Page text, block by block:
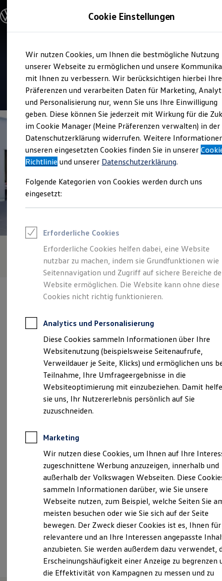
Hauptinhalt
springen
Footer
springen
Modelle und Konfigurator
Modelle vergleichen
Elektroautos
ENERGY Sondermodelle
Nutzfahrzeuge
SUV und CUV
Familienautos
Kombis
Kompaktwagen
Sportwagen
Schnell verfügbare Fahrzeuge
Angebote und Produkte
Aktuelle Angebote
E-Auto-Förderung
Volkswagen Marktplatz
Junge Gebrauchtwagen und Gebrauchtwagen
Volkswagen Zertifizierte Gebrauchtwagen
Zubehör- und Serviceangebote
Leasing
Leasing-Angebote
Gebrauchtwagen Leasing
Junge Gebrauchtwagen-Leasing
Elektroauto Leasing
Kleinwagen-Leasing
Leasing ohne Anzahlung
Finanzierung
Kfz-Versicherung
Restschuldversicherungen
Garantien
Wartungsverträge
Geschäftskunden
Professional Class bei Volkswagen
Großkunden
Behörden
Direktkunden
Sonderfahrzeuge
Anpfiff zum Gewinn
Elektroautos
ID. Tutorials
Elektrofahrzeugkonzepte
Reichweite
Reichweite der ID. Modelle
Reichweite im Winter
Laden
Laden unterwegs
Laden Zuhause
Ladestationen finden
Ladezeitensimulator
Batterie
Sicherheit
Garantie und Lebensdauer
Nachhaltigkeit
Service
Jacobs Automobile Hürth
4.6| 272 Bewertungen
Verantwortlich für die Inhalte auf dieser Seite ist die Jacobs
Automobile GmbH Zweigstelle Hürth (Impressum & Rechtliches )
Rondorfer Straße 72 - 74, 50354 Hürth
info@jacobs-huerth.de
Montag
Sonntag
Geschlossen
Ansprechpartner
Cookie Einstellungen
Wir nutzen Cookies, um Ihnen die bestmögliche Nutzung
unserer Webseite zu ermöglichen und unsere
mit Ihnen zu verbessern. Wir berücksichtigen hierbei Ihre
Präferenzen und verarbeiten Daten für Marketing,
und Personalisierung nur, wenn Sie uns Ihre Einwilligung
geben. Diese können Sie jederzeit mit Wirkung für die
im Cookie Manager (Meine Präferenzen verwalten) in der
Datenschutzerklärung widerrufen. Weitere
unseren eingesetzten Cookies finden Sie in unserer
Richtlinie und unserer Datenschutzerklärung.
Folgende Kategorien von Cookies werden durch uns
eingesetzt:
Erforderliche Cookies
Erforderliche Cookies helfen dabei, eine Website
nutzbar zu machen, indem sie Grundfunktionen wie
Seitennavigation und Zugriff auf sichere Bereiche
Website ermöglichen. Die Website kann ohne diese
Cookies nicht richtig funktionieren.
Analytics und Personalisierung
Diese Cookies sammeln Informationen über Ihre
Websitenutzung (beispielsweise Seitenaufrufe,
Verweildauer je Seite, Klicks) und ermöglichen uns
Teilnahme, Ihre Umfrageergebnisse in die
Websiteoptimierung mit einzubeziehen. Damit
sie uns, Ihr Nutzererlebnis persönlich auf Sie
zuzuschneiden.
Marketing
Wir nutzen diese Cookies, um Ihnen auf Ihre
zugeschnittene Werbung anzuzeigen, innerhalb und
außerhalb der Volkswagen Webseiten. Diese
sammeln Informationen darüber, wie Sie unsere
Webseite nutzen, zum Beispiel, welche Seiten Sie
meisten besuchen oder wie Sie sich auf der Seite
bewegen. Der Zweck dieser Cookies ist es, Ihnen für
relevantere und an Ihre Interessen angepasste
anzubieten. Sie werden außerdem dazu verwendet,
Erscheinungshäufigkeit einer Anzeige zu begrenzen
die Effektivität von Kampagnen zu messen und zu